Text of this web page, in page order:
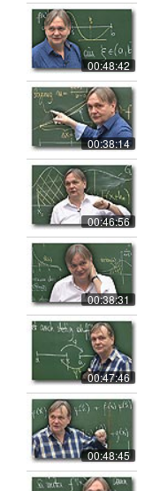
00:48:42
00:38:14
00:46:56
00:38:31
00:47:46
00:48:45